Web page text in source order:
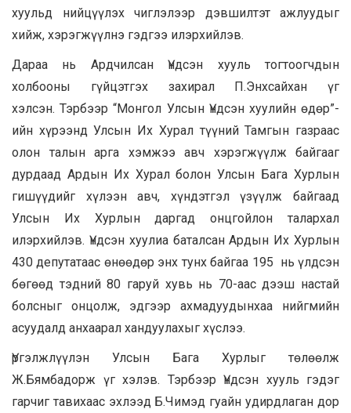
хуульд нийцүүлэх чиглэлээр дэвшилтэт ажлуудыг
хийж, хэрэгжүүлнэ гэдгээ илэрхийлэв.
Дараа нь Ардчилсан Үндсэн хууль тогтоогчдын
холбооны гүйцэтгэх захирал П.Энхсайхан үг
хэлсэн. Тэрбээр “Монгол Улсын Үндсэн хуулийн өдөр”-
ийн хүрээнд Улсын Их Хурал түүний Тамгын газраас
олон талын арга хэмжээ авч хэрэгжүүлж байгааг
дурдаад Ардын Их Хурал болон Улсын Бага Хурлын
гишүүдийг хүлээн авч, хүндэтгэл үзүүлж байгаад
Улсын Их Хурлын даргад онцгойлон талархал
илэрхийлэв. Үндсэн хуулиа баталсан Ардын Их Хурлын
430 депутатаас өнөөдөр энх тунх байгаа 195 нь үлдсэн
бөгөөд тэдний 80 гаруй хувь нь 70-аас дээш настай
болсныг онцолж, эдгээр ахмадуудынхаа нийгмийн
асуудалд анхаарал хандуулахыг хүслээ.
Үргэлжлүүлэн Улсын Бага Хурлыг төлөөлж
Ж.Бямбадорж үг хэлэв. Тэрбээр Үндсэн хууль гэдэг
гарчиг тавихаас эхлээд Б.Чимэд гуайн удирдлаган дор